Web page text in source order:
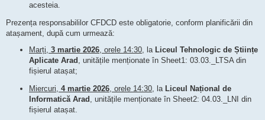
acesteia.
Prezența responsabililor CFDCD este obligatorie, conform planificării din
atașament, după cum urmează:
Marți, 3 martie 2026, orele 14:30, la Liceul Tehnologic de Științe
Aplicate Arad , unitățile menționate în Sheet1: 03.03._LTSA din
fișierul atașat;
Miercuri, 4 martie 2026 , orele 14:30 , la Liceul Național de
Informatică Arad
, unitățile menționate în Sheet2: 04.03._LNI din
fișierul atașat.